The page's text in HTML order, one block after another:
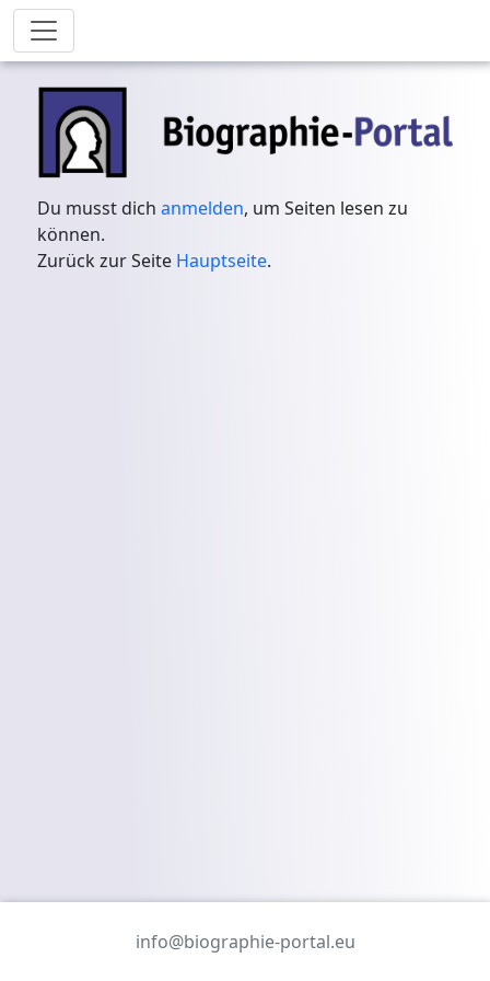
Du musst dichanmelden, um Seiten lesen zu
können.
Zurück zur Seite Hauptseite.
info@biographie-portal.eu